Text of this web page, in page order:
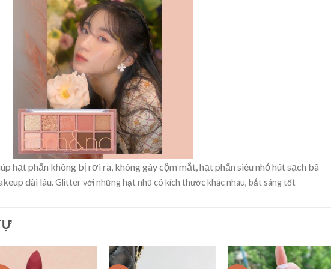
hạt phấn không bị rơi ra, không gây cộm mắt, hạt phấn siêu nhỏ hút sạch bã
dài lâu. Glitter với những hạt nhũ có kích thước khác nhau, bắt sáng tốt